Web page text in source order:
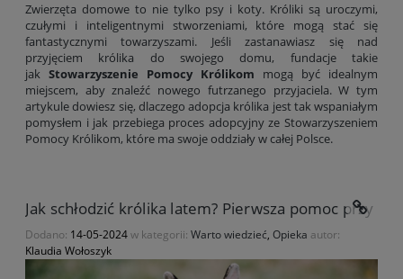
Zwierzęta domowe to nie tylko psy i koty. Króliki są uroczymi,
czułymi i inteligentnymi stworzeniami, które mogą stać się
fantastycznymi towarzyszami. Jeśli zastanawiasz się nad
przyjęciem królika do swojego domu, fundacje takie
jak Stowarzyszenie Pomocy Królikom mogą być idealnym
miejscem, aby znaleźć nowego futrzanego przyjaciela. W tym
artykule dowiesz się, dlaczego adopcja królika jest tak wspaniałym
pomysłem i jak przebiega proces adopcyjny ze Stowarzyszeniem
Pomocy Królikom, które ma swoje oddziały w całej Polsce.
Jak schłodzić królika latem? Pierwsza pomoc przy
Dodano: 14-05-2024w kategorii: Warto wiedzieć, Opieka autor:
Klaudia Wołoszyk